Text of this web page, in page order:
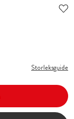
Storleksguide